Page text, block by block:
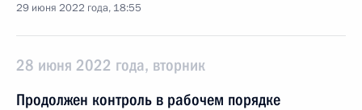
29 июня 2022 года, 18:55
28 июня 2022 года, вторник
Продолжен контроль в рабочем порядке